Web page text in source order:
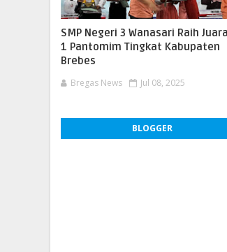
SMP Negeri 3 Wanasari Raih Juara
1 Pantomim Tingkat Kabupaten
Brebes
Bregas News Jul 08, 2025
BLOGGER